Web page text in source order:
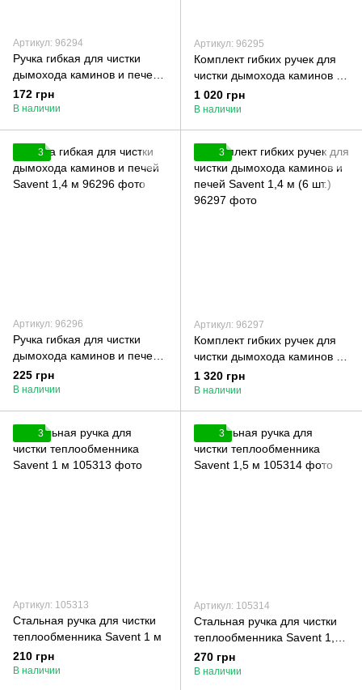
Артикул: 96294
Ручка гибкая для чистки
дымохода каминов и печей
Savent 1 м
172 грн
В наличии
Артикул: 96295
Комплект гибких ручек для
чистки дымохода каминов и
печей Savent 1 м (6 шт.)
1 020 грн
В наличии
3
Артикул: 96296
Ручка гибкая для чистки
дымохода каминов и печей
Savent 1,4 м
225 грн
В наличии
3
Артикул: 96297
Комплект гибких ручек для
чистки дымохода каминов и
печей Savent 1,4 м (6 шт.)
1 320 грн
В наличии
3
Артикул: 105313
Стальная ручка для чистки
теплообменника Savent 1 м
210 грн
В наличии
3
Артикул: 105314
Стальная ручка для чистки
теплообменника Savent 1,5
м
270 грн
В наличии